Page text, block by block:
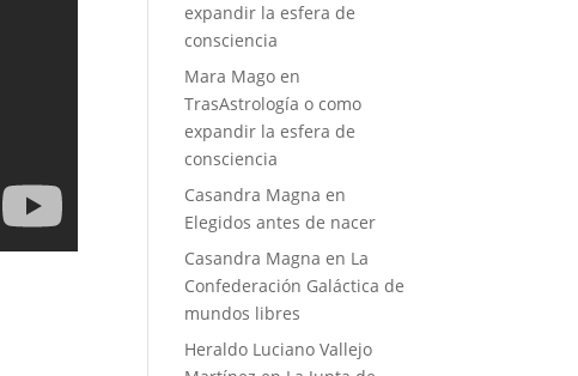
expandir la esfera de
consciencia
Mara Mago en
TrasAstrología o como
expandir la esfera de
consciencia
Casandra Magna en
Elegidos antes de nacer
Casandra Magna en La
Confederación Galáctica de
mundos libres
Heraldo Luciano Vallejo